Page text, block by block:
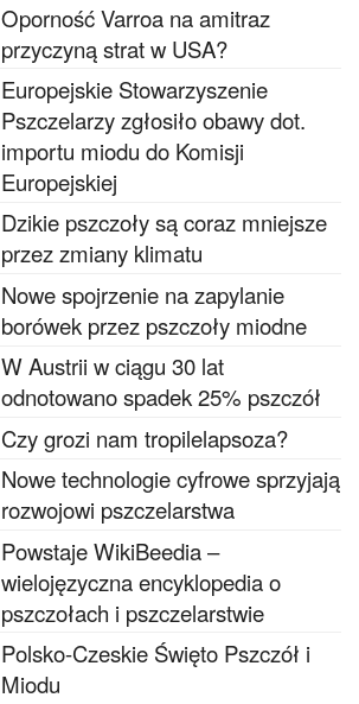
Oporność Varroa na amitraz
przyczyną strat w USA?
Europejskie Stowarzyszenie
Pszczelarzy zgłosiło obawy dot.
importu miodu do Komisji
Europejskiej
Dzikie pszczoły są coraz mniejsze
przez zmiany klimatu
Nowe spojrzenie na zapylanie
borówek przez pszczoły miodne
W Austrii w ciągu 30 lat
odnotowano spadek 25% pszczół
Czy grozi nam tropilelapsoza?
Nowe technologie cyfrowe sprzyjają
rozwojowi pszczelarstwa
Powstaje WikiBeedia –
wielojęzyczna encyklopedia o
pszczołach i pszczelarstwie
Polsko-Czeskie Święto Pszczół i
Miodu